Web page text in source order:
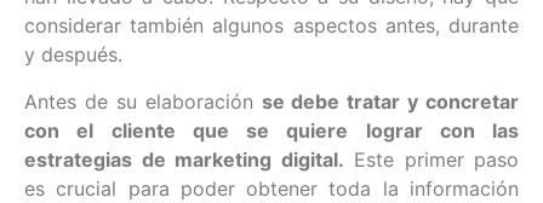
considerar también algunos aspectos antes, durante
y después.
Antes de su elaboración se debe tratar y concretar
con el cliente que se quiere lograr con las
estrategias de marketing digital. Este primer paso
es crucial para poder obtener toda la información